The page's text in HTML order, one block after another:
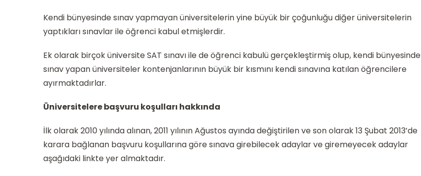
Kendi bünyesinde sınav yapmayan üniversitelerin yine büyük bir çoğunluğu diğer üniversitelerin
yaptıkları sınavlar ile öğrenci kabul etmişlerdir.
Ek olarak birçok üniversite SAT sınavı ile de öğrenci kabulü gerçekleştirmiş olup, kendi bünyesinde
sınav yapan üniversiteler kontenjanlarının büyük bir kısmını kendi sınavına katılan öğrencilere
ayırmaktadırlar.
Üniversitelere başvuru koşulları hakkında
İlk olarak 2010 yılında alınan, 2011 yılının Ağustos ayında değiştirilen ve son olarak 13 Şubat 2013’de
karara bağlanan başvuru koşullarına göre sınava girebilecek adaylar ve giremeyecek adaylar
aşağıdaki linkte yer almaktadır.